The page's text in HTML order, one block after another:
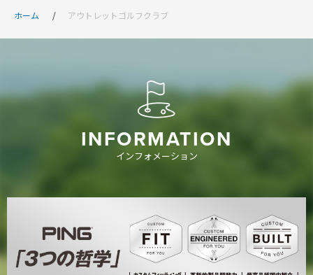
ホーム アウトレットゴルフクラブ
INFORMATION
インフォメーション